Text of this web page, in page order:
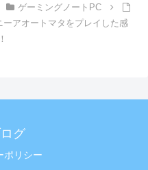
ゲーミングノートPC
アオートマタをプレイした感
グ
ポリシー